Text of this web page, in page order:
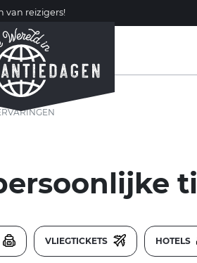
van reizigers!
VLIEGTICKETS HOTELS